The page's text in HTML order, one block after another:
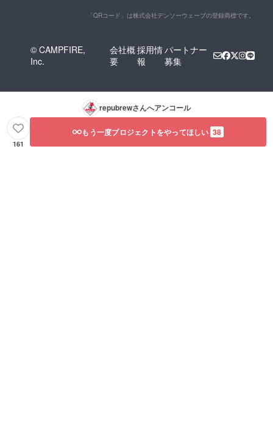
「QRコード」は株式会社デンソーウェーブの登録商標です。
© CAMPFIRE,
Inc.
会社概
要
採用情
報
パートナー
募集
repubrewさんへアンコール
161
もう一度プロジェクトをやってほしい 38